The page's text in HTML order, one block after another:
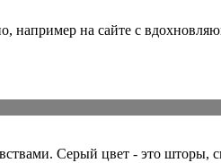
например на сайте с
Серый цвет - это